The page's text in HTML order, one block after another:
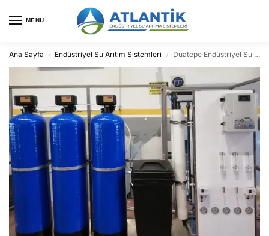
MENÜ
Ana Sayfa / Endüstriyel Su Arıtım Sistemleri / Duatepe Endüstriyel Su Arıtma